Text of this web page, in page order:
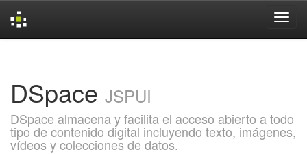
DSpace JSPUI
DSpace almacena y facilita el acceso abierto a todo
tipo de contenido digital incluyendo texto, imágenes,
vídeos y colecciones de datos.